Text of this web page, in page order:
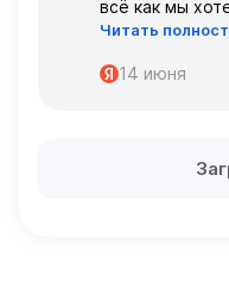
всё как мы
персоналу за
Читать
14 июня